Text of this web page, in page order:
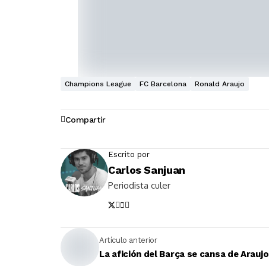
Champions League FC Barcelona Ronald Araujo
Compartir
Escrito por
Carlos Sanjuan
Periodista culer
Artículo anterior
La afición del Barça se cansa de Araujo